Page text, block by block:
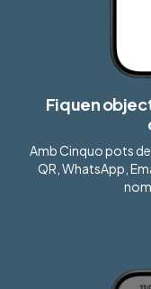
Fiquen
Amb Cinquo pots
QR, WhatsApp,